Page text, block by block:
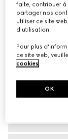
faite, contribuer à
partager nos
utiliser ce site
d'utilisation.
Pour plus
ce site web,
cookies.
OK